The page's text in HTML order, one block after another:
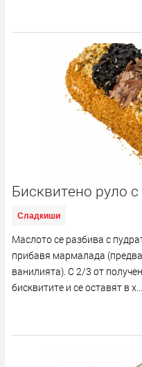
Бисквитено руло с
Сладкиши
Маслото се разбива с
прибавя мармалада
ванилията). С 2/3 от
бисквитите и се оставят в х...